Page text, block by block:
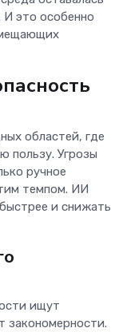
И это особенно
областей, где
пользу. Угрозы
ручное
темпом. ИИ
и снижать
ищут
закономерности.